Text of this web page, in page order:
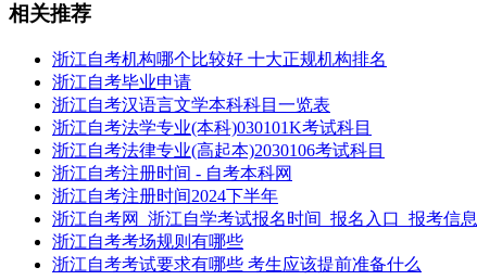
相关推荐
浙江自考机构哪个比较好 十大正规机构排名
浙江自考毕业申请
浙江自考汉语言文学本科科目一览表
浙江自考法学专业(本科)030101K考试科目
浙江自考法律专业(高起本)2030106考试科目
浙江自考注册时间 - 自考本科网
浙江自考注册时间2024下半年
浙江自考网_浙江自学考试报名时间_报名入口_报考信息
浙江自考考场规则有哪些
浙江自考考试要求有哪些 考生应该提前准备什么